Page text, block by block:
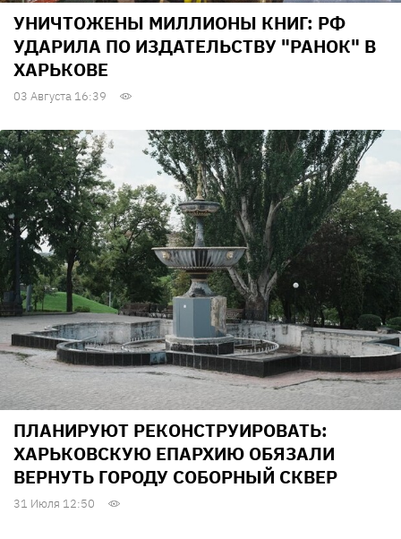
УНИЧТОЖЕНЫ МИЛЛИОНЫ КНИГ: РФ
УДАРИЛА ПО ИЗДАТЕЛЬСТВУ "РАНОК" В
ХАРЬКОВЕ
03 Августа 16:39
ПЛАНИРУЮТ РЕКОНСТРУИРОВАТЬ:
ХАРЬКОВСКУЮ ЕПАРХИЮ ОБЯЗАЛИ
ВЕРНУТЬ ГОРОДУ СОБОРНЫЙ СКВЕР
31 Июля 12:50